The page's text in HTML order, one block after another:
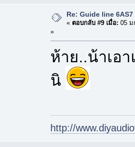
Re: Guide line
« ตอบกลับ #9 เมื่อ: 05 ม
»
ห้าย..น้าเอ
นิ
http://